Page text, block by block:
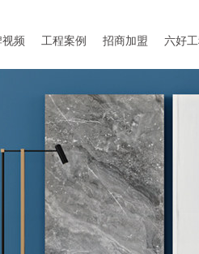
频 工程案例 招商加盟 六好